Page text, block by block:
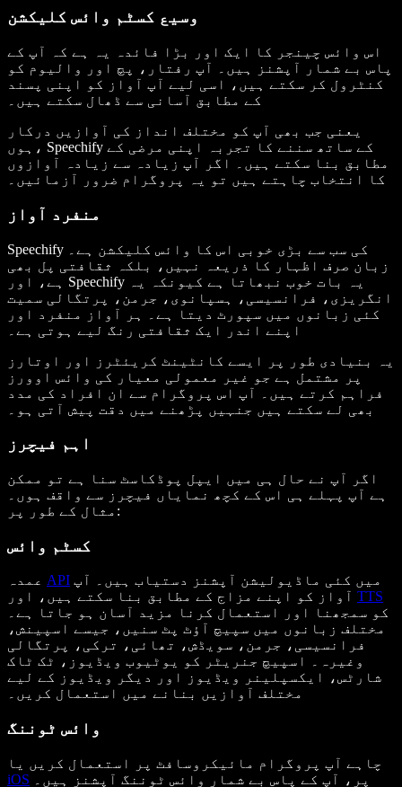
وسیع کسٹم وائس کلیکشن
اس وائس چینجر کا ایک اور بڑا فائدہ یہ ہے کہ آپ کے
پاس بے شمار آپشنز ہیں۔ آپ رفتار، پچ اور والیوم کو
کنٹرول کر سکتے ہیں، اسی لیے آپ آواز کو اپنی پسند
کے مطابق آسانی سے ڈھال سکتے ہیں۔
یعنی جب بھی آپ کو مختلف انداز کی آوازیں درکار
ہوں، Speechify کے ساتھ سننے کا تجربہ اپنی مرضی کے
مطابق بنا سکتے ہیں۔ اگر آپ زیادہ سے زیادہ آوازوں
کا انتخاب چاہتے ہیں تو یہ پروگرام ضرور آزمائیں۔
منفرد آواز
Speechify کی سب سے بڑی خوبی اس کا وائس کلیکشن ہے۔
زبان صرف اظہار کا ذریعہ نہیں، بلکہ ثقافتی پل بھی
ہے، اور Speechify یہ بات خوب نبھاتا ہے کیونکہ یہ
انگریزی، فرانسیسی، ہسپانوی، جرمن، پرتگالی سمیت
کئی زبانوں میں سپورٹ دیتا ہے۔ ہر آواز منفرد اور
اپنے اندر ایک ثقافتی رنگ لیے ہوتی ہے۔
یہ بنیادی طور پر ایسے کانٹینٹ کریئٹرز اور اوتارز
پر مشتمل ہے جو غیر معمولی معیار کی وائس اوورز
فراہم کرتے ہیں۔ آپ اس پروگرام سے ان افراد کی مدد
بھی لے سکتے ہیں جنہیں پڑھنے میں دقت پیش آتی ہو۔
اہم فیچرز
اگر آپ نے حال ہی میں ایپل پوڈکاسٹ سنا ہے تو ممکن
ہے آپ پہلے ہی اس کے کچھ نمایاں فیچرز سے واقف ہوں۔
مثال کے طور پر:
کسٹم وائس
API
TTS
کو سمجھنا اور استعمال کرنا مزید آسان ہو جاتا ہے۔
مختلف زبانوں میں سپیچ آؤٹ پٹ سنیں، جیسے اسپینش،
فرانسیسی، جرمن، سویڈش، تھائی، ترکی، پرتگالی
وغیرہ۔ اسپیچ جنریٹر کو یوٹیوب ویڈیوز، ٹک ٹاک
شارٹس، ایکسپلینر ویڈیوز اور دیگر ویڈیوز کے لیے
مختلف آوازیں بنانے میں استعمال کریں۔
وائس ٹوننگ
چاہے آپ پروگرام مائیکروسافٹ پر استعمال کریں یا
iOS